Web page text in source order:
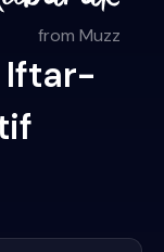
from Muzz
Iftar-